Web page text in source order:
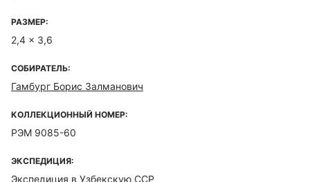
РАЗМЕР:
2,4 x 3,6
СОБИРАТЕЛЬ:
Гамбург Борис Залманович
КОЛЛЕКЦИОННЫЙ НОМЕР:
РЭМ 9085-60
ЭКСПЕДИЦИЯ:
Экспедиция в Узбекскую ССР